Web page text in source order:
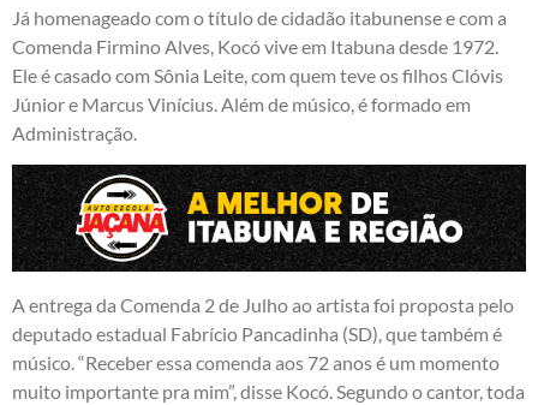
Já homenageado com o título de cidadão itabunense e com a
Comenda Firmino Alves, Kocó vive em Itabuna desde 1972.
Ele é casado com Sônia Leite, com quem teve os filhos Clóvis
Júnior e Marcus Vinícius. Além de músico, é formado em
Administração.
A entrega da Comenda 2 de Julho ao artista foi proposta pelo
deputado estadual Fabrício Pancadinha (SD), que também é
músico. “Receber essa comenda aos 72 anos é um momento
muito importante pra mim”, disse Kocó. Segundo o cantor, toda